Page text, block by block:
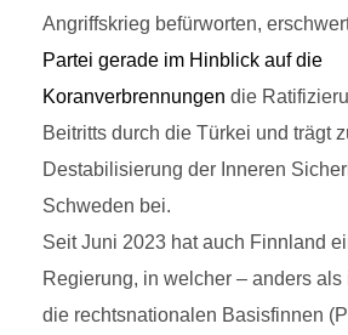
Angriffskrieg befürworten,
Partei gerade im Hinblick auf die
Koranverbrennungen die
Beitritts durch die Türkei und trägt
Destabilisierung der Inneren
Schweden bei.
Seit Juni 2023 hat auch Finnland
Regierung, in welcher – anders
die rechtsnationalen Basisfinnen